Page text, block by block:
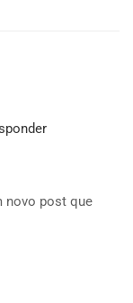
novo post que